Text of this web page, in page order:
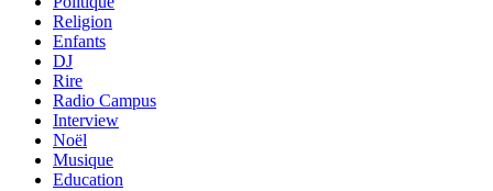
Religion
Enfants
DJ
Rire
Radio Campus
Interview
Noël
Musique
Education